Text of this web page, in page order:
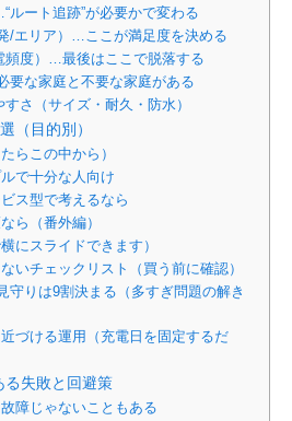
ート追跡”が必要かで変わる
/エリア）…ここが満足度を決める
度）…最後はここで脱落する
な家庭と不要な家庭がある
さ（サイズ・耐久・防水）
（目的別）
らこの中から）
で十分な人向け
ス型で考えるなら
ら（番外編）
にスライドできます）
いチェックリスト（買う前に確認）
守りは9割決まる（多すぎ問題の解き
づける運用（充電日を固定するだ
る失敗と回避策
障じゃないこともある